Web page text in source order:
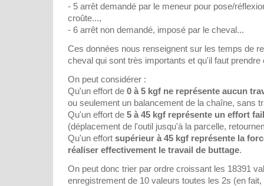
- 5 arrêt demandé par le meneur pour pose/
croûte...,
- 6 arrêt non demandé, imposé par le cheval...
Ces données nous renseignent sur les temps de
cheval qui sont très importants et qu'il faut prendre
On peut considérer :
Qu'un effort de 0 à 5 kgf ne représente aucun
ou seulement un balancement de la chaîne, sans
Qu'un effort de 5 à 45 kgf représente un effort
(déplacement de l'outil jusqu'à la parcelle,
Qu'un effort supérieur à 45 kgf représente la
réaliser effectivement le travail de buttage.
On peut donc trier par ordre croissant les 18391
enregistrement de 10 valeurs toutes les 2s (en